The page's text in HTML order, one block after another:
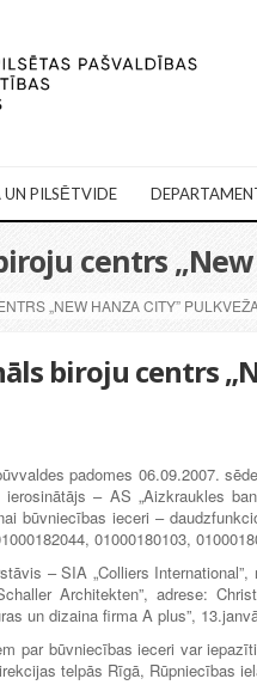
UN PILSĒTVIDE
centrs „New
„NEW HANZA CITY”
biroju centrs
padomes 06.09.2007.
ierosinātājs – AS „Aizkraukles
būvniecības ieceri –
01000180103,
– SIA „Colliers
Architekten”, adrese:
un dizaina firma A plus”,
par būvniecības ieceri var
telpās Rīgā, Rūpniecības